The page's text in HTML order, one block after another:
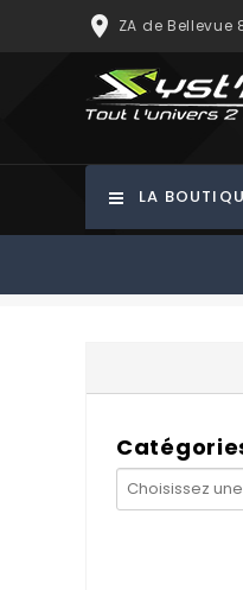
place ZA de Bellevue
LA